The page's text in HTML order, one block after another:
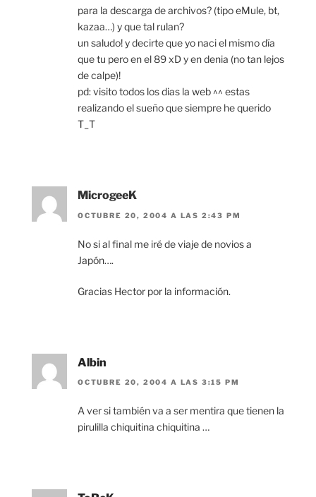
para la descarga de archivos? (tipo eMule, bt,
kazaa…) y que tal rulan?
un saludo! y decirte que yo naci el mismo día
que tu pero en el 89 xD y en denia (no tan lejos
de calpe)!
pd: visito todos los dias la web ^^ estas
realizando el sueño que siempre he querido
T_T
MicrogeeK
OCTUBRE 20, 2004 A LAS 2:43 PM
No si al final me iré de viaje de novios a
Japón….
Gracias Hector por la información.
Albin
OCTUBRE 20, 2004 A LAS 3:15 PM
A ver si también va a ser mentira que tienen la
pirulilla chiquitina chiquitina …